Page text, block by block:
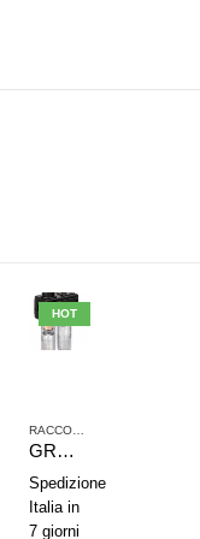
TRATTAMENTO ARIA COMPRESSA
HOT
RACCORDI JOHN GUEST
GRUPPO DI TRATTAMENTO ARIA IN 2 PARTI AVENTICS SERIE NL2-ACD 0821300402
Spedizione
Italia in
7 giorni